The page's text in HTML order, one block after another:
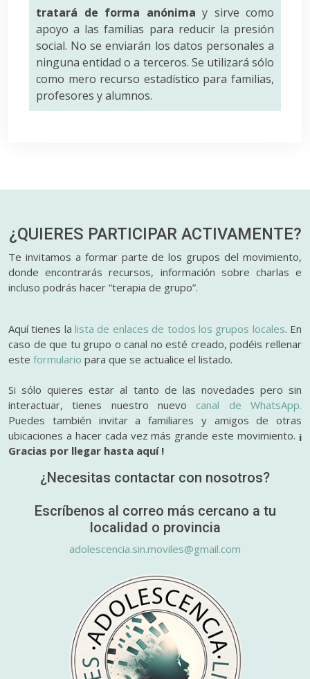
tratará de forma anónima y sirve como
apoyo a las familias para reducir la presión
social. No se enviarán los datos personales a
ninguna entidad o a terceros. Se utilizará sólo
como mero recurso estadístico para familias,
profesores y alumnos.
¿QUIERES PARTICIPAR ACTIVAMENTE?
Te invitamos a formar parte de los grupos del movimiento,
donde encontrarás recursos, información sobre charlas e
incluso podrás hacer “terapia de grupo”.
Aquí tienes lalista de enlaces de todos los grupos locales. En
caso de que tu grupo o canal no esté creado, podéis rellenar
este formulario para que se actualice el listado.
Si sólo quieres estar al tanto de las novedades pero sin
interactuar, tienes nuestro nuevo canal de WhatsApp.
Puedes también invitar a familiares y amigos de otras
ubicaciones a hacer cada vez más grande este movimiento. ¡
Gracias por llegar hasta aquí !
¿Necesitas contactar con nosotros?
Escríbenos al correo más cercano a tu
localidad o provincia
adolescencia.sin.moviles@gmail.com